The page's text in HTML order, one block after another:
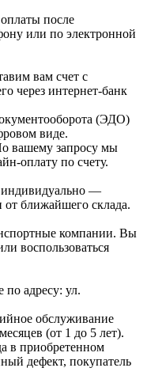
после
или по электронной
вам счет с
через интернет-банк
(ЭДО)
виде.
вашему запросу мы
оплату по счету.
индивидуально —
от ближайшего склада.
компании. Вы
воспользоваться
адресу: ул.
обслуживание
(от 1 до 5 лет).
в приобретенном
дефект, покупатель